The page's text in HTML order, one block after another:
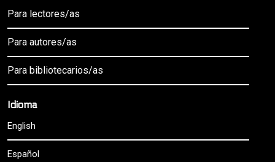
Para lectores/as
Para autores/as
Para bibliotecarios/as
Idioma
English
Español